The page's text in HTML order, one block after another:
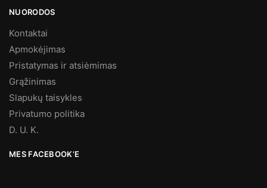
NUORODOS
Kontaktai
Apmokėjimas
Pristatymas ir atsiėmimas
Grąžinimas
Slapukų taisykles
Privatumo politika
D. U. K.
MES FACEBOOK’E